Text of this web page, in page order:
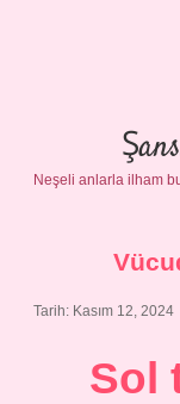
Neşeli anlarla ilham
Tarih: Kasım 12, 2024
Sol